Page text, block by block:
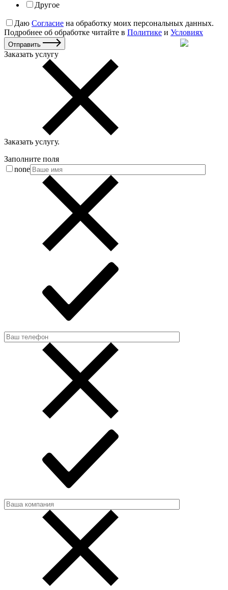
Другое
Даю Согласие на обработку моих персональных данных.
Подробнее об обработке читайте в Политике и Условиях
Отправить
Заказать услугу
Заказать услугу.
Заполните поля
none